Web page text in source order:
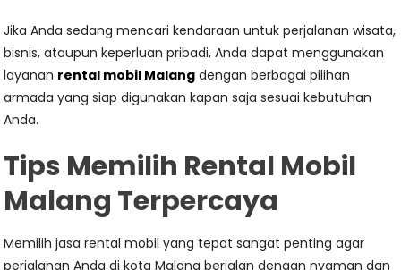
Jika Anda sedang mencari kendaraan untuk perjalanan wisata,
bisnis, ataupun keperluan pribadi, Anda dapat menggunakan
layanan rental mobil Malang dengan berbagai pilihan
armada yang siap digunakan kapan saja sesuai kebutuhan
Anda.
Tips Memilih Rental Mobil
Malang Terpercaya
Memilih jasa rental mobil yang tepat sangat penting agar
perjalanan Anda di kota Malang berjalan dengan nyaman dan